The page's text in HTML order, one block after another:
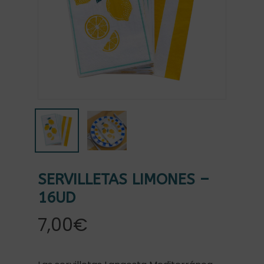
SERVILLETAS LIMONES –
16UD
7,00€